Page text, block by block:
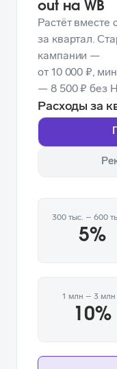
out на WB
Растёт вместе
за квартал.
кампании —
от 10 000 ₽,
— 8 500 ₽ без
Расходы за
300 тыс. – 600
5%
1 млн – 3 млн
10%